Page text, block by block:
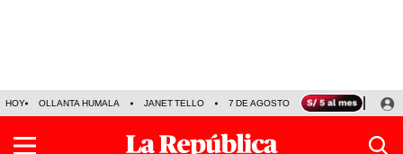
HOY OLLANTA HUMALA JANET TELLO 7 DE AGOSTO TINKA RESULTADOS